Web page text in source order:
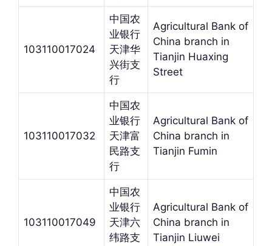
103110017024
中国农
业银行
天津华
兴街支
行
Agricultural Bank of
China branch in
Tianjin Huaxing
Street
103110017032
中国农
业银行
天津富
民路支
行
Agricultural Bank of
China branch in
Tianjin Fumin
103110017049
中国农
业银行
天津六
纬路支
Agricultural Bank of
China branch in
Tianjin Liuwei